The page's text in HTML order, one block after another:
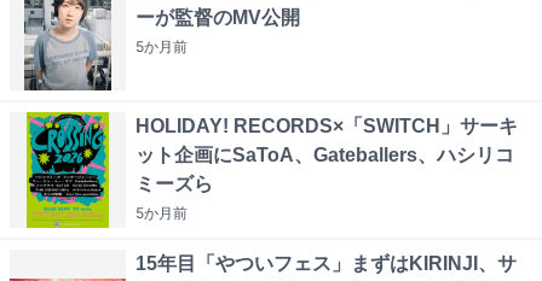
ーが監督のMV公開
5か月前
HOLIDAY! RECORDS×「SWITCH」サーキ
ット企画にSaToA、Gateballers、ハシリコ
ミーズら
5か月前
15年目「やついフェス」まずはKIRINJI、サ